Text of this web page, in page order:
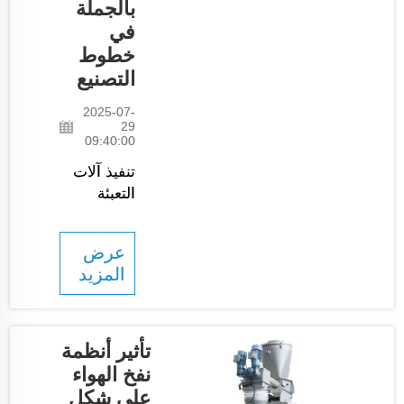
إذن ما
الذي يجب
أن تفكر
فيه قبل أن
تبدأ؟ ابدأ
بإنتاجك...
بالجملة
في
خطوط
التصنيع
2025-07-
29
09:40:00
تنفيذ آلات
التعبئة
لتبسيط
عملية
التغليف. إن
في قطاع
الصناعة
والتصنيع.
عرض
المزيد
تأثير أنظمة
نفخ الهواء
على شكل